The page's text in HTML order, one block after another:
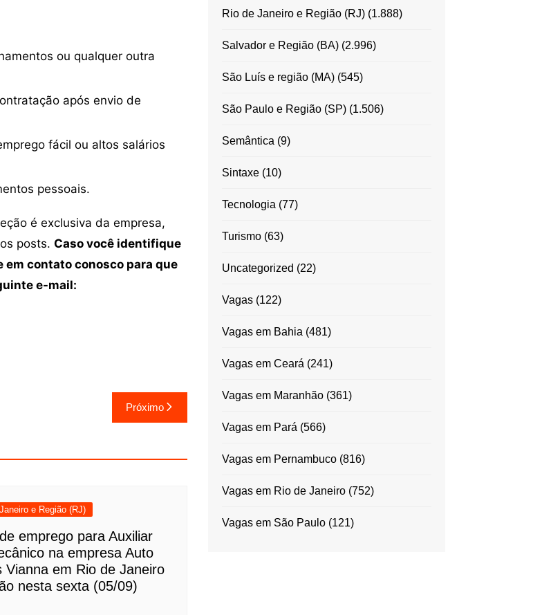
ou qualquer outra
após envio de
fácil ou altos salários
pessoais.
é exclusiva da empresa,
posts. Caso você identifique
contato conosco para que
e-mail:
Próximo
e Região (RJ)
emprego para Auxiliar
na empresa Auto
Vianna em Rio de Janeiro
nesta sexta (05/09)
Rio de Janeiro e Região (RJ)(1.888)
Salvador e Região (BA)(2.996)
São Luís e região (MA)(545)
São Paulo e Região (SP)(1.506)
Semântica (9)
Sintaxe(10)
Tecnologia (77)
Turismo(63)
Uncategorized (22)
Vagas(122)
Vagas em Bahia (481)
Vagas em Ceará (241)
Vagas em Maranhão(361)
Vagas em Pará (566)
Vagas em Pernambuco(816)
Vagas em Rio de Janeiro(752)
Vagas em São Paulo(121)